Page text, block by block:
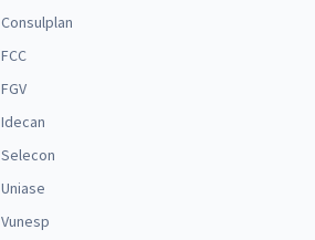
Consulplan
FCC
FGV
Idecan
Selecon
Uniase
Vunesp